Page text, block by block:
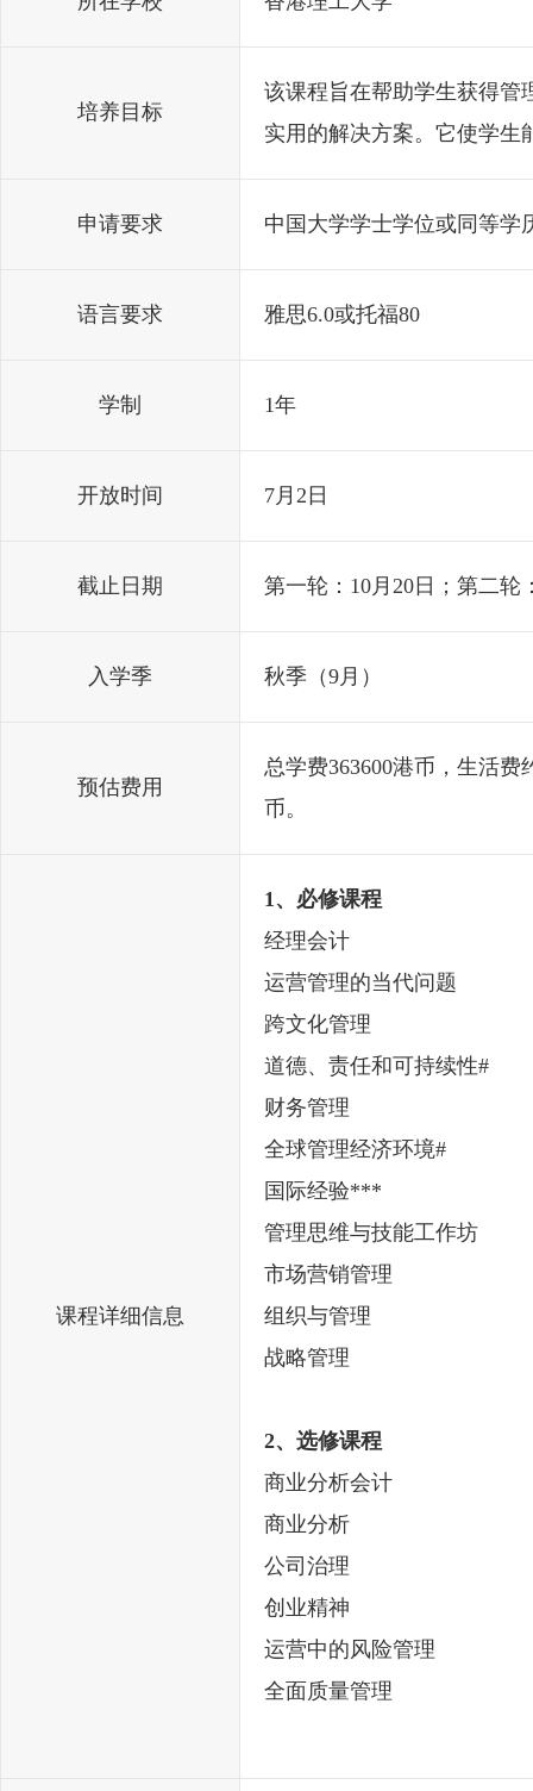
培养目标
该课程旨在帮助学生获得管
实用的解决方案。它使学生
申请要求 中国大学学士学位或同等学
语言要求 雅思6.0或托福80
学制 1年
开放时间 7月2日
截止日期 第一轮：10月20日；第二轮
入学季 秋季（9月）
预估费用
总学费363600港币，生活
币。
课程详细信息
1、必修课程
经理会计
运营管理的当代问题
跨文化管理
道德、责任和可持续性#
财务管理
全球管理经济环境#
国际经验***
管理思维与技能工作坊
市场营销管理
组织与管理
战略管理
2、选修课程
商业分析会计
商业分析
公司治理
创业精神
运营中的风险管理
全面质量管理